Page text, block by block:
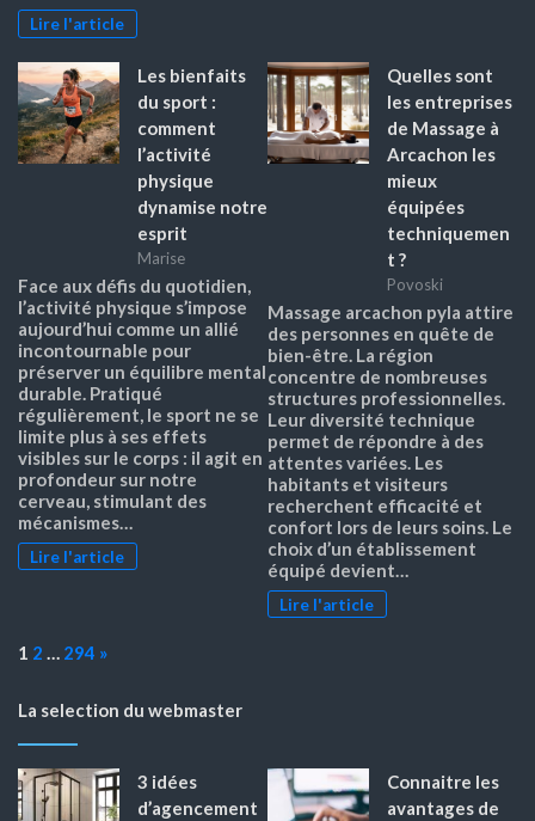
Lire l'article
Les bienfaits
du sport :
comment
l’activité
physique
dynamise notre
esprit
Marise
Face aux défis du quotidien,
l’activité physique s’impose
aujourd’hui comme un allié
incontournable pour
préserver un équilibre mental
durable. Pratiqué
régulièrement, le sport ne se
limite plus à ses effets
visibles sur le corps : il agit en
profondeur sur notre
cerveau, stimulant des
mécanismes…
Lire l'article
Quelles sont
les entreprises
de Massage à
Arcachon les
mieux
équipées
techniquemen
t ?
Povoski
Massage arcachon pyla attire
des personnes en quête de
bien-être. La région
concentre de nombreuses
structures professionnelles.
Leur diversité technique
permet de répondre à des
attentes variées. Les
habitants et visiteurs
recherchent efficacité et
confort lors de leurs soins. Le
choix d’un établissement
équipé devient…
Lire l'article
Page:
1 2 … 294 Next
»
La selection du webmaster
3 idées
d’agencement
Connaitre les
avantages de